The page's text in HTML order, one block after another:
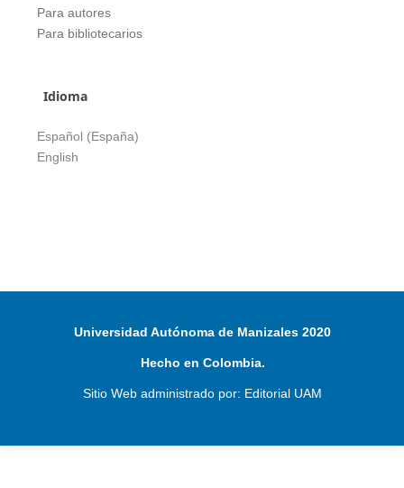
Para autores
Para bibliotecarios
Idioma
Español (España)
English
Universidad Autónoma de Manizales 2020
Hecho en Colombia.
Sitio Web administrado por: Editorial UAM